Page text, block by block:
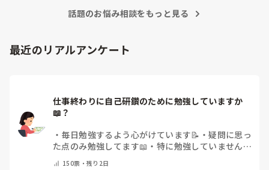
話題のお悩み相談をもっと見る
最近のリアルアンケート
仕事終わりに自己研鑽のために勉強していますか
📖？
・ 毎日勉強するよう心がけています📝 ・疑問に思っ
た点のみ勉強してます📖 ・ 特に勉強していません・
150票・残り2日